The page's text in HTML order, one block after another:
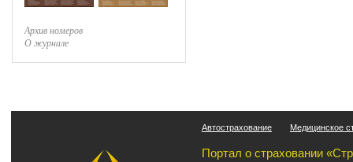
Архив номеров
О журнале
Автострахование Медицинское
Портал о страховании